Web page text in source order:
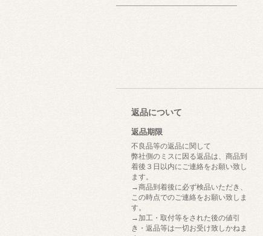
返品について
返品期限
不良品等の返品に関して
弊社側のミスに因る返品は、商品到
着後３日以内にご連絡をお願い致し
ます。
→商品到着後に必ず検品いただき、
この時点でのご連絡をお願い致しま
す。
→加工・取付等をされた後の値引
き・返品等は一切お受け致しかねま